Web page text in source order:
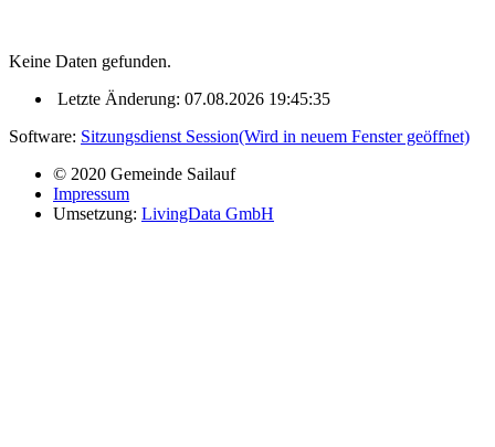
Keine Daten gefunden.
Letzte Änderung: 07.08.2026 19:45:35
Software: Sitzungsdienst Session(Wird in neuem Fenster geöffnet)
© 2020 Gemeinde Sailauf
Impressum
Umsetzung: LivingData GmbH